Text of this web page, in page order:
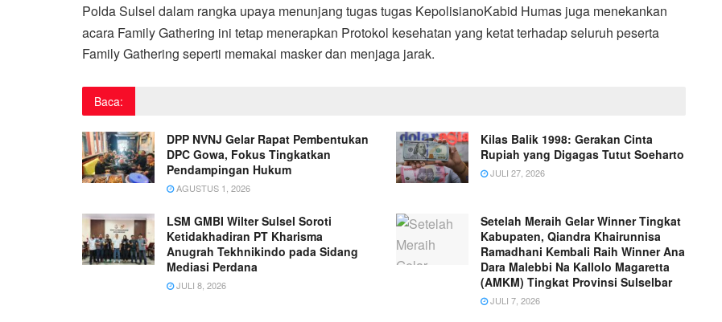
Polda Sulsel dalam rangka upaya menunjang tugas tugas KepolisianoKabid Humas juga menekankan
acara Family Gathering ini tetap menerapkan Protokol kesehatan yang ketat terhadap seluruh peserta
Family Gathering seperti memakai masker dan menjaga jarak.
Baca:
DPP NVNJ Gelar Rapat Pembentukan
DPC Gowa, Fokus Tingkatkan
Pendampingan Hukum
AGUSTUS 1, 2026
Kilas Balik 1998: Gerakan Cinta
Rupiah yang Digagas Tutut Soeharto
JULI 27, 2026
LSM GMBI Wilter Sulsel Soroti
Ketidakhadiran PT Kharisma
Anugrah Tekhnikindo pada Sidang
Mediasi Perdana
JULI 8, 2026
Setelah Meraih Gelar Winner Tingkat
Kabupaten, Qiandra Khairunnisa
Ramadhani Kembali Raih Winner Ana
Dara Malebbi Na Kallolo Magaretta
(AMKM) Tingkat Provinsi Sulselbar
JULI 7, 2026